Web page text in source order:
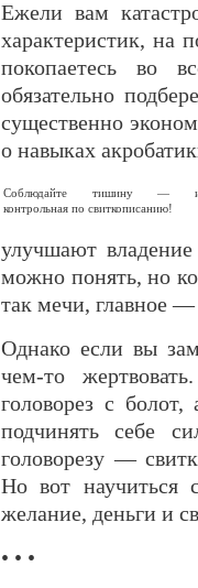
Ежели вам
характеристик, на
покопаетесь во
обязательно
существенно
о навыках
Соблюдайте тишину —
контрольная по свиткописанию!
улучшают
можно понять, но
так мечи, главное —
Однако если вы
чем-то
головорез с
подчинять себе
головорезу —
Но вот
желание, деньги и
• • •